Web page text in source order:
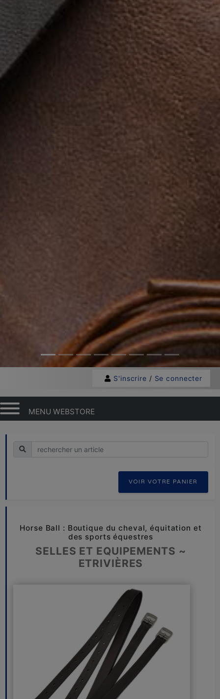
S'inscrire / Se connecter
MENU WEBSTORE
Recherche
VOIR VOTRE PANIER
Horse Ball : Boutique du cheval, équitation et
des sports équestres
SELLES ET EQUIPEMENTS ~
ETRIVIÈRES